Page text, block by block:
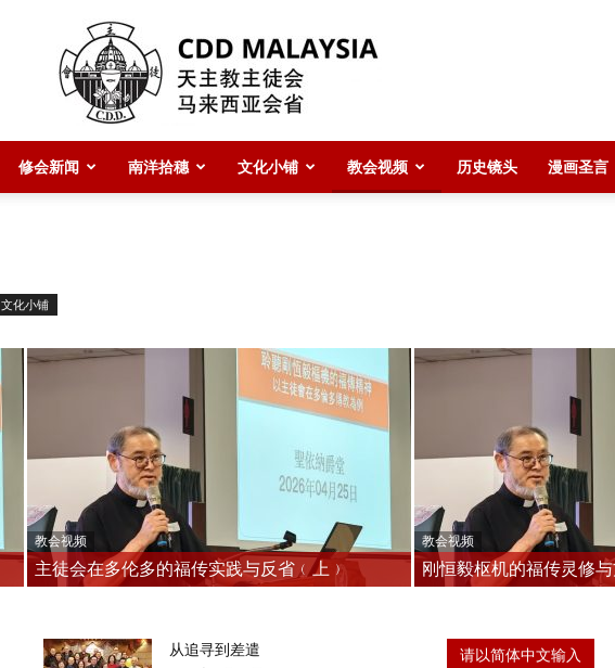
CDD
修会新闻 南洋拾穗 文化小铺 教会视频 历史镜头 漫画圣言
文化小铺
教会视频
主徒会在多伦多的福传实践与反省﹙上﹚
教会视频
刚恒毅枢机的福传灵修
从追寻到差遣 请以简体中文输入